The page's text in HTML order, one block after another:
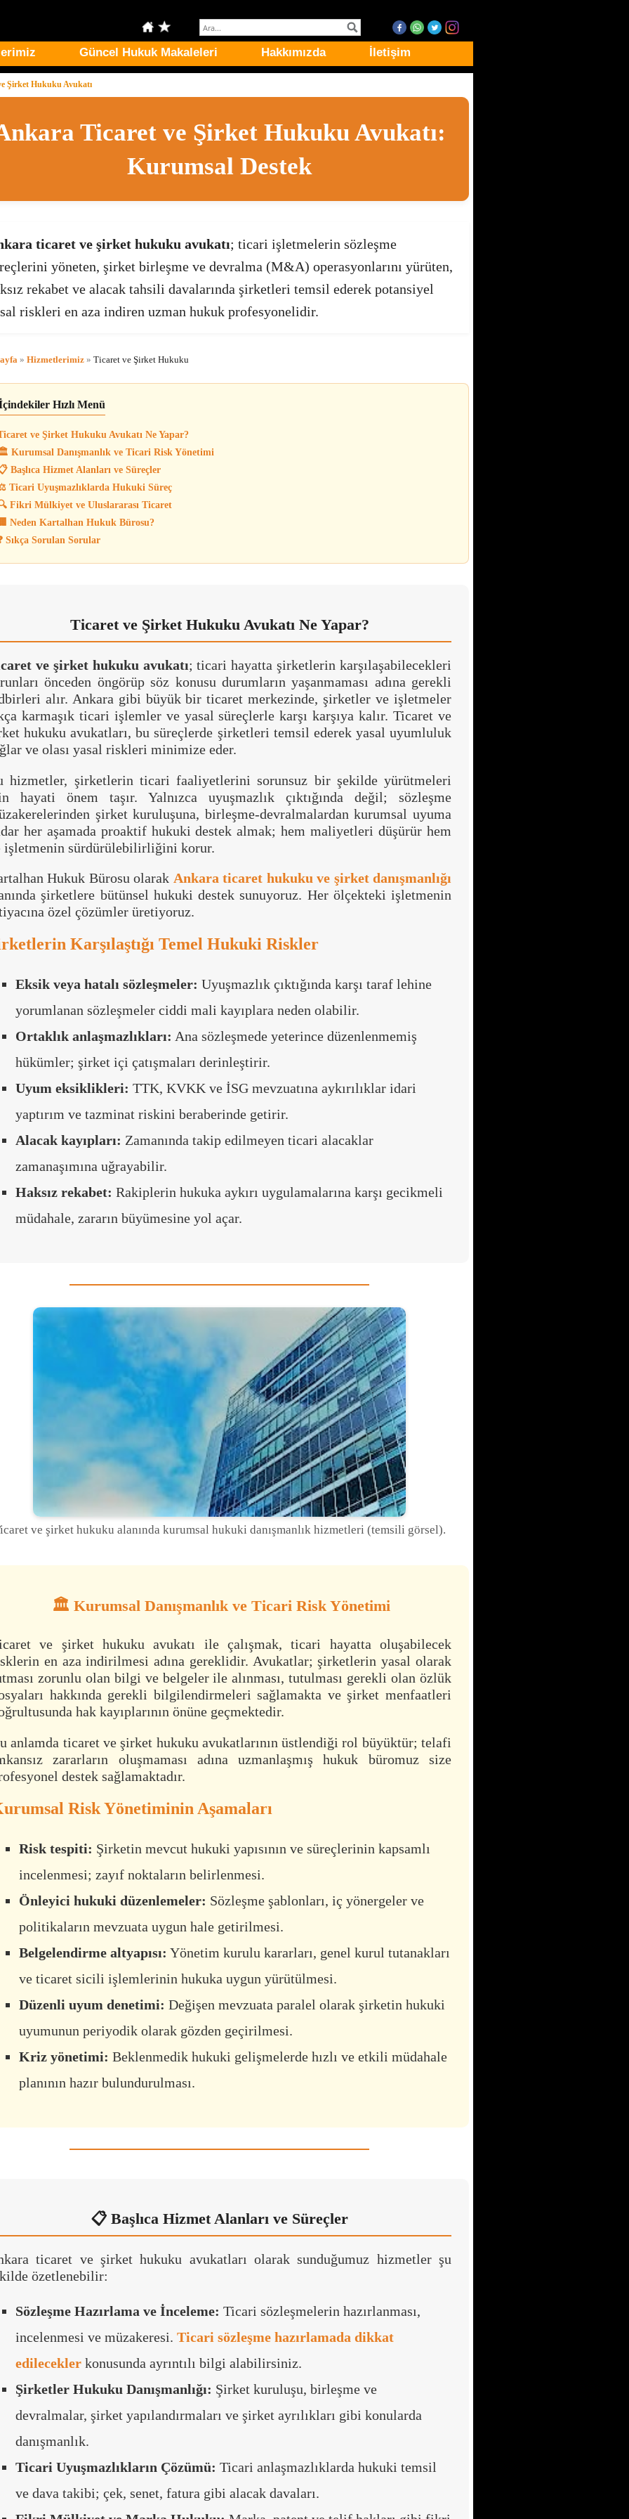
Güncel Hukuk Makaleleri Hakkımızda İletişim
Şirket Hukuku Avukatı
Ticaret ve Şirket Hukuku Avukatı:
Kurumsal Destek
ticaret ve şirket hukuku avukatı; ticari işletmelerin sözleşme
yöneten, şirket birleşme ve devralma (M&A) operasyonlarını yürüten,
rekabet ve alacak tahsili davalarında şirketleri temsil ederek potansiyel
riskleri en aza indiren uzman hukuk profesyonelidir.
» Hizmetlerimiz » Ticaret ve Şirket Hukuku
Hızlı Menü
ve Şirket Hukuku Avukatı Ne Yapar?
Danışmanlık ve Ticari Risk Yönetimi
Başlıca Hizmet Alanları ve Süreçler
Uyuşmazlıklarda Hukuki Süreç
Fikri Mülkiyet ve Uluslararası Ticaret
Neden Kartalhan Hukuk Bürosu?
Sıkça Sorulan Sorular
Ticaret ve Şirket Hukuku Avukatı Ne Yapar?
ve şirket hukuku avukatı; ticari hayatta şirketlerin karşılaşabilecekleri
önceden öngörüp söz konusu durumların yaşanmaması adına gerekli
alır. Ankara gibi büyük bir ticaret merkezinde, şirketler ve işletmeler
karmaşık ticari işlemler ve yasal süreçlerle karşı karşıya kalır. Ticaret ve
hukuku avukatları, bu süreçlerde şirketleri temsil ederek yasal uyumluluk
ve olası yasal riskleri minimize eder.
hizmetler, şirketlerin ticari faaliyetlerini sorunsuz bir şekilde yürütmeleri
hayati önem taşır. Yalnızca uyuşmazlık çıktığında değil; sözleşme
şirket kuruluşuna, birleşme-devralmalardan kurumsal uyuma
her aşamada proaktif hukuki destek almak; hem maliyetleri düşürür hem
işletmenin sürdürülebilirliğini korur.
Hukuk Bürosu olarak Ankara ticaret hukuku ve şirket danışmanlığı
şirketlere bütünsel hukuki destek sunuyoruz. Her ölçekteki işletmenin
özel çözümler üretiyoruz.
Karşılaştığı Temel Hukuki Riskler
Eksik veya hatalı sözleşmeler: Uyuşmazlık çıktığında karşı taraf lehine
yorumlanan sözleşmeler ciddi mali kayıplara neden olabilir.
Ortaklık anlaşmazlıkları: Ana sözleşmede yeterince düzenlenmemiş
hükümler; şirket içi çatışmaları derinleştirir.
Uyum eksiklikleri: TTK, KVKK ve İSG mevzuatına aykırılıklar idari
yaptırım ve tazminat riskini beraberinde getirir.
Alacak kayıpları: Zamanında takip edilmeyen ticari alacaklar
zamanaşımına uğrayabilir.
Haksız rekabet: Rakiplerin hukuka aykırı uygulamalarına karşı gecikmeli
müdahale, zararın büyümesine yol açar.
ve şirket hukuku alanında kurumsal hukuki danışmanlık hizmetleri (temsili görsel).
🏛️ Kurumsal Danışmanlık ve Ticari Risk Yönetimi
ve şirket hukuku avukatı ile çalışmak, ticari hayatta oluşabilecek
en aza indirilmesi adına gereklidir. Avukatlar; şirketlerin yasal olarak
zorunlu olan bilgi ve belgeler ile alınması, tutulması gerekli olan özlük
hakkında gerekli bilgilendirmeleri sağlamakta ve şirket menfaatleri
hak kayıplarının önüne geçmektedir.
anlamda ticaret ve şirket hukuku avukatlarının üstlendiği rol büyüktür; telafi
zararların oluşmaması adına uzmanlaşmış hukuk büromuz size
destek sağlamaktadır.
Risk Yönetiminin Aşamaları
Risk tespiti: Şirketin mevcut hukuki yapısının ve süreçlerinin kapsamlı
incelenmesi; zayıf noktaların belirlenmesi.
Önleyici hukuki düzenlemeler: Sözleşme şablonları, iç yönergeler ve
politikaların mevzuata uygun hale getirilmesi.
Belgelendirme altyapısı: Yönetim kurulu kararları, genel kurul tutanakları
ve ticaret sicili işlemlerinin hukuka uygun yürütülmesi.
Düzenli uyum denetimi: Değişen mevzuata paralel olarak şirketin hukuki
uyumunun periyodik olarak gözden geçirilmesi.
Kriz yönetimi: Beklenmedik hukuki gelişmelerde hızlı ve etkili müdahale
planının hazır bulundurulması.
📋 Başlıca Hizmet Alanları ve Süreçler
ticaret ve şirket hukuku avukatları olarak sunduğumuz hizmetler şu
özetlenebilir:
Sözleşme Hazırlama ve İnceleme: Ticari sözleşmelerin hazırlanması,
incelenmesi ve müzakeresi. Ticari sözleşme hazırlamada dikkat
edilecekler konusunda ayrıntılı bilgi alabilirsiniz.
Şirketler Hukuku Danışmanlığı: Şirket kuruluşu, birleşme ve
devralmalar, şirket yapılandırmaları ve şirket ayrılıkları gibi konularda
danışmanlık.
Ticari Uyuşmazlıkların Çözümü: Ticari anlaşmazlıklarda hukuki temsil
ve dava takibi; çek, senet, fatura gibi alacak davaları.